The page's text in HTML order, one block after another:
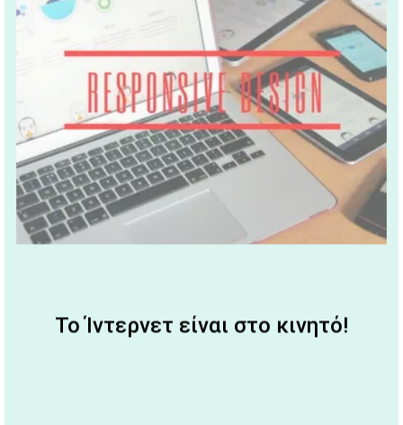
Το Ίντερνετ είναι στο κινητό!